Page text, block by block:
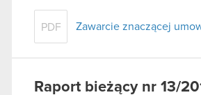
PDF Zawarcie znaczącej
Raport bieżący nr 13/